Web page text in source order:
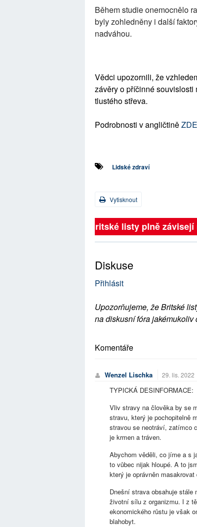
Během studie onemocnělo
byly zohledněny i další
nadváhou.
Vědci upozornili, že
závěry o příčinné
tlustého střeva.
Podrobnosti v angličtiněZDE
Lidské zdraví
Vytisknout
Britské listy plně
Diskuse
Přihlásit
Upozorňujeme, že Britské
na diskusní fóra
Komentáře
Wenzel Lischka 29. lis. 2022
TYPICKÁ DESINFORMACE:
Vliv stravy na člověka by se
stravu, který je pochopitelně
stravou se neotráví, zatímco
je krmen a tráven.
Abychom věděli, co jíme a s
to vůbec nijak hloupé. A to
který je oprávněn
Dnešní strava obsahuje
životní sílu z organizmu. I z
ekonomického růstu je však
blahobyt.